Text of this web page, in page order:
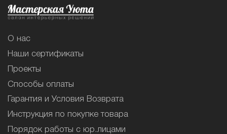
О нас
Наши сертификаты
Проекты
Способы оплаты
Гарантия и Условия Возврата
Инструкция по покупке товара
Порядок работы с юр.лицами